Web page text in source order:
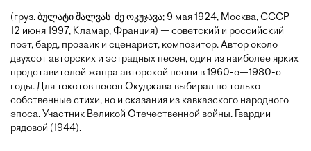
(груз. ბულატი შალვას-ძე ოკუჯავა; 9 мая 1924, Москва, СССР —
12 июня 1997, Кламар, Франция) — советский и российский
поэт, бард, прозаик и сценарист, композитор. Автор около
двухсот авторских и эстрадных песен, один из наиболее ярких
представителей жанра авторской песни в 1960-е—1980-е
годы. Для текстов песен Окуджава выбирал не только
собственные стихи, но и сказания из кавказского народного
эпоса. Участник Великой Отечественной войны. Гвардии
рядовой (1944).